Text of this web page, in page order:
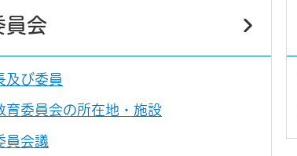
員会
及び委員
育委員会の所在地・施設
員会議